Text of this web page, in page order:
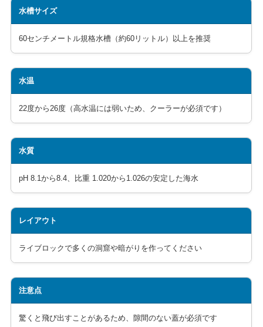
水槽サイズ
60センチメートル規格水槽（約60リットル）以上を推奨
水温
22度から26度（高水温には弱いため、クーラーが必須です）
水質
pH 8.1から8.4、比重 1.020から1.026の安定した海水
レイアウト
ライブロックで多くの洞窟や暗がりを作ってください
注意点
驚くと飛び出すことがあるため、隙間のない蓋が必須です